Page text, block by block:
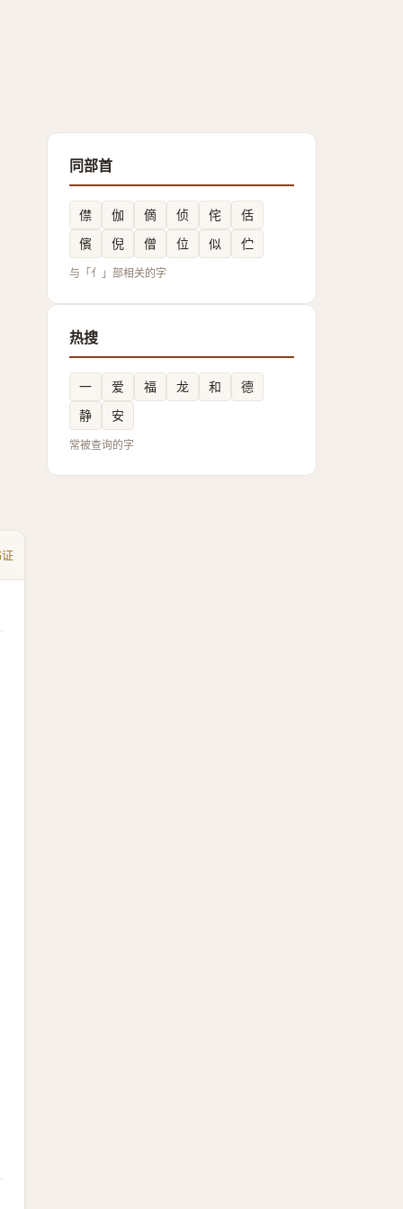
同部首
僸 伽 㒀 侦 侘
佸
儐
倪 僧 位 似 伫
与「亻」部相关的字
热搜
一 爱 福 龙 和
德
静
安
常被查询的字